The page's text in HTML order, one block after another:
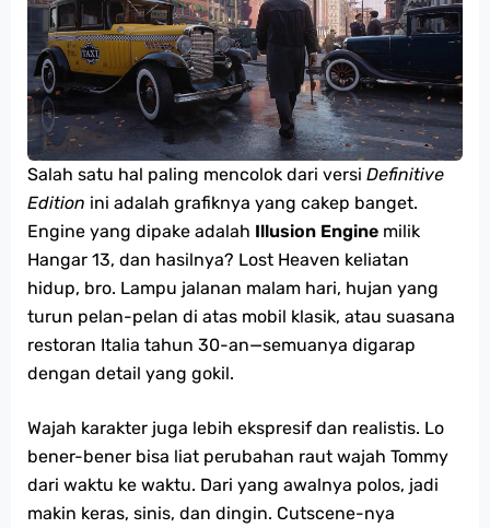
Salah satu hal paling mencolok dari versi Definitive
Edition ini adalah grafiknya yang cakep banget.
Engine yang dipake adalah Illusion Engine milik
Hangar 13, dan hasilnya? Lost Heaven keliatan
hidup, bro. Lampu jalanan malam hari, hujan yang
turun pelan-pelan di atas mobil klasik, atau suasana
restoran Italia tahun 30-an—semuanya digarap
dengan detail yang gokil.
Wajah karakter juga lebih ekspresif dan realistis. Lo
bener-bener bisa liat perubahan raut wajah Tommy
dari waktu ke waktu. Dari yang awalnya polos, jadi
makin keras, sinis, dan dingin. Cutscene-nya